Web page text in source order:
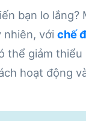
bạn lo
với chế
giảm thiểu
hoạt động